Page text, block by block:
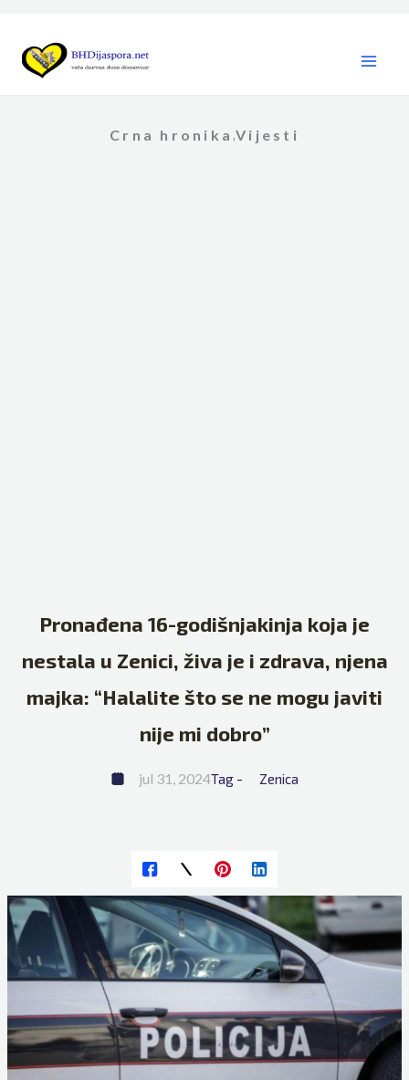
content
Crna hronika ,Vijesti
Pronađena 16-godišnjakinja koja je
nestala u Zenici, živa je i zdrava, njena
majka: “Halalite što se ne mogu javiti
nije mi dobro”
jul 31, 2024Tag - Zenica